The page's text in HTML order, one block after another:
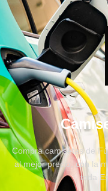
Compra camisetas de
al mejor precio, con la
toda